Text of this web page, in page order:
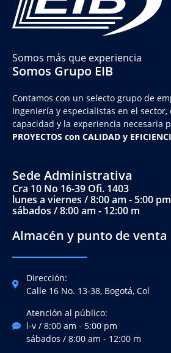
Somos más que experiencia
Somos Grupo EIB
Contamos con un selecto grupo de
Ingeniería y especialistas en el
capacidad y la experiencia necesaria
PROYECTOS con CALIDAD y
Sede Administrativa
Cra 10 No 16-39 Ofi. 1403
lunes a viernes / 8:00 am - 5:00 pm
sábados / 8:00 am - 12:00 m
Almacén y punto de venta
Dirección:
Calle 16 No. 13-38, Bogotá, Col
Atención al público:
l-v / 8:00 am - 5:00 pm
sábados / 8:00 am - 12:00 m